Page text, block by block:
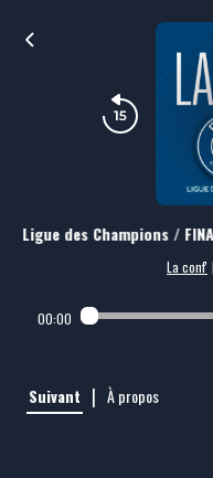
Ligue des Champions /
La conf' |
00:00
Suivant | À propos